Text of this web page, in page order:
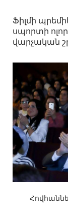
Ֆիլմի
սպորտի
վարչական